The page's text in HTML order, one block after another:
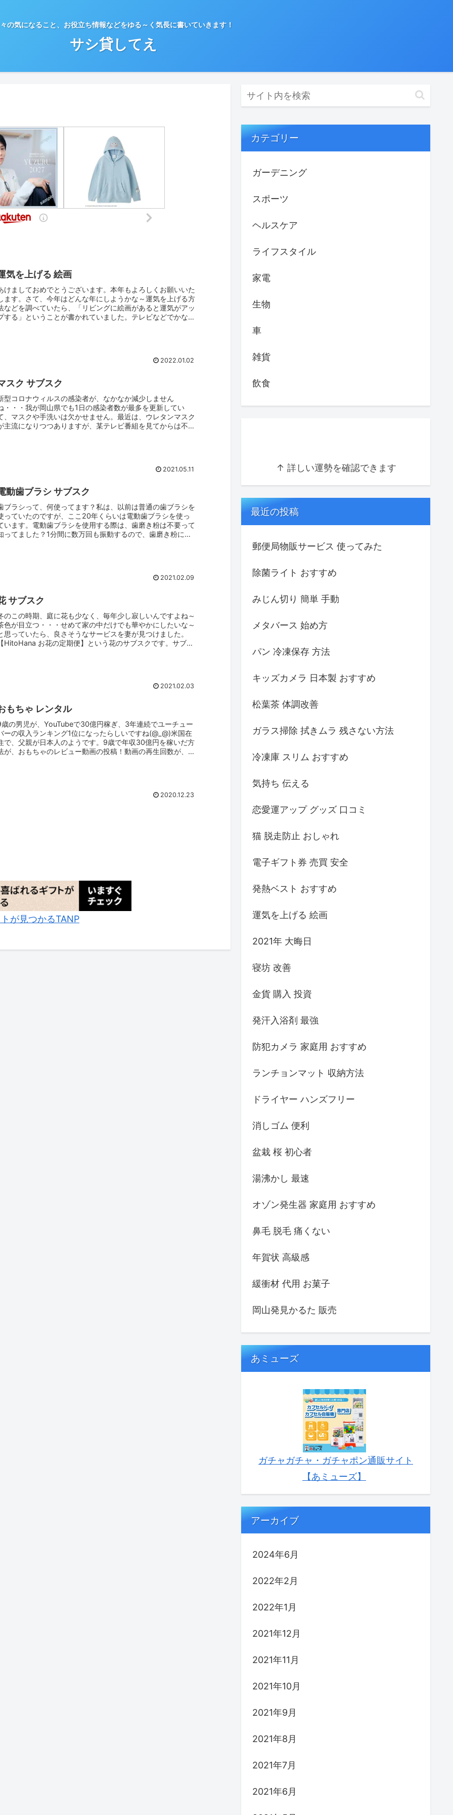
の気になること、お役立ち情報などをゆる～く気長に書いていきます！
サシ貸してえ
気を上げる 絵画
けましておめでとうございます。本年もよろしくお願いいた
ます。さて、今年はどんな年にしようかな～運気を上げる方
などを調べていたら、「リビングに絵画があると運気がアッ
する」ということが書かれていました。テレビなどでかなり
2022.01.02
スク サブスク
型コロナウィルスの感染者が、なかなか減少しません
・・・我が岡山県でも1日の感染者数が最多を更新してい
、マスクや手洗いは欠かせません。最近は、ウレタンマスク
主流になりつつありますが、某テレビ番組を見てからは不織
2021.05.11
動歯ブラシ サブスク
ブラシって、何使ってます？私は、以前は普通の歯ブラシを
っていたのですが、ここ20年くらいは電動歯ブラシを使っ
います。電動歯ブラシを使用する際は、歯磨き粉は不要って
ってました？1分間に数万回も振動するので、歯磨き粉に入
2021.02.09
サブスク
のこの時期、庭に花も少なく、毎年少し寂しいんですよね～
色が目立つ・・・せめて家の中だけでも華やかにしたいな～
思っていたら、良さそうなサービスを妻が見つけました。
HitoHana お花の定期便】という花のサブスクです。サブス
2021.02.03
もちゃ レンタル
の男児が、YouTubeで30億円稼ぎ、3年連続でユーチュー
ーの収入ランキング1位になったらしいですね(@_@)米国在
で、父親が日本人のようです。9歳で年収30億円を稼いだ方
が、おもちゃのレビュー動画の投稿！動画の再生回数が、今
2020.12.23
が見つかるTANP
カテゴリー
ガーデニング
スポーツ
ヘルスケア
ライフスタイル
家電
生物
車
雑貨
飲食
↑ 詳しい運勢を確認できます
最近の投稿
郵便局物販サービス 使ってみた
除菌ライト おすすめ
みじん切り 簡単 手動
メタバース 始め方
パン 冷凍保存 方法
キッズカメラ 日本製 おすすめ
松葉茶 体調改善
ガラス掃除 拭きムラ 残さない方法
冷凍庫 スリム おすすめ
気持ち 伝える
恋愛運アップ グッズ 口コミ
猫 脱走防止 おしゃれ
電子ギフト券 売買 安全
発熱ベスト おすすめ
運気を上げる 絵画
2021年 大晦日
寝坊 改善
金貨 購入 投資
発汗入浴剤 最強
防犯カメラ 家庭用 おすすめ
ランチョンマット 収納方法
ドライヤー ハンズフリー
消しゴム 便利
盆栽 桜 初心者
湯沸かし 最速
オゾン発生器 家庭用 おすすめ
鼻毛 脱毛 痛くない
年賀状 高級感
緩衝材 代用 お菓子
岡山発見かるた 販売
あミューズ
ガチャガチャ・ガチャポン通販サイト
【あミューズ】
アーカイブ
2024年6月
2022年2月
2022年1月
2021年12月
2021年11月
2021年10月
2021年9月
2021年8月
2021年7月
2021年6月